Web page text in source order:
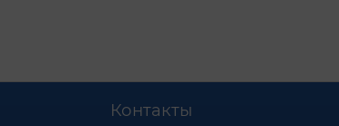
Контакты